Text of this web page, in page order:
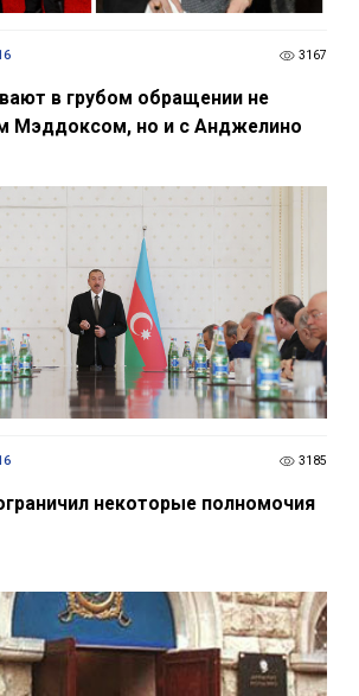
3167
в грубом обращении не
Мэддоксом, но и с Анджелино
3185
некоторые полномочия